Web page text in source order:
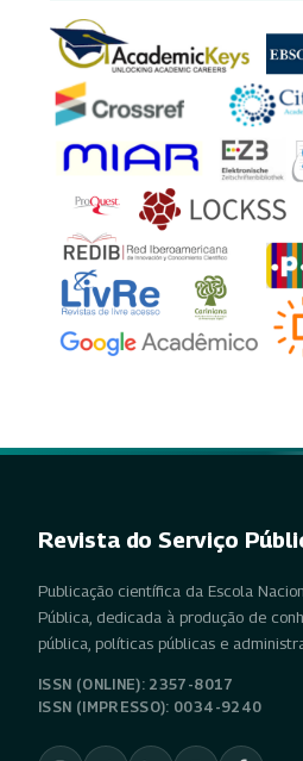
Revista do Serviço
Publicação científica da Escola
Pública, dedicada à produção de
pública, políticas públicas e
ISSN (ONLINE): 2357-8017
ISSN (IMPRESSO): 0034-9240